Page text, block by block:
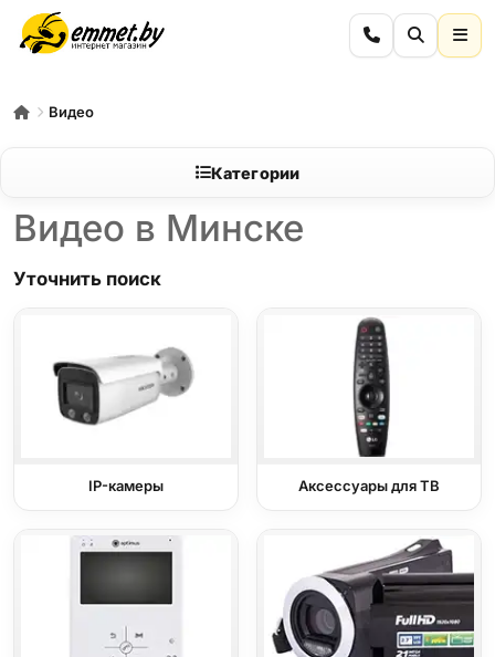
Видео
Категории
Видео в Минске
IP-камерыАксессуары для ТВ
Уточнить поиск
IP-камеры Аксессуары для ТВ